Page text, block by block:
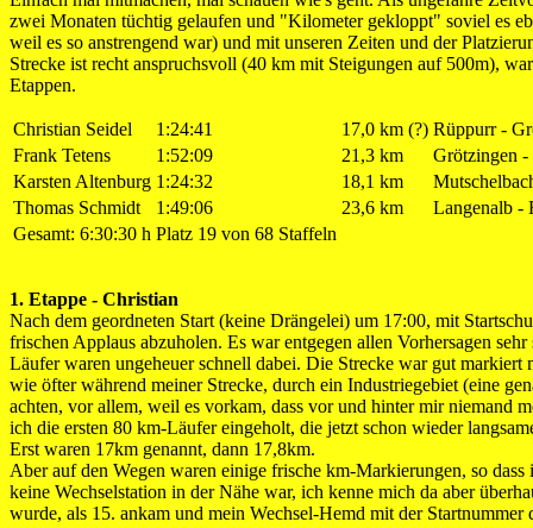
zwei Monaten tüchtig gelaufen und "Kilometer gekloppt" soviel es
weil es so anstrengend war) und mit unseren Zeiten und der
Strecke ist recht anspruchsvoll (40 km mit Steigungen auf 500m),
Etappen.
Christian Seidel 1:24:41 17,0 km (?) Rüppurr -
Frank Tetens
1:52:09 21,3 km
Grötzingen -
Karsten Altenburg 1:24:32 18,1 km
Thomas Schmidt
1:49:06 23,6 km
Langenalb -
Gesamt: 6:30:30 h Platz 19 von 68 Staffeln
1. Etappe - Christian
Nach dem geordneten Start (keine Drängelei) um 17:00, mit
frischen Applaus abzuholen. Es war entgegen allen Vorhersagen
Läufer waren ungeheuer schnell dabei. Die Strecke war gut
wie öfter während meiner Strecke, durch ein Industriegebiet (eine
achten, vor allem, weil es vorkam, dass vor und hinter mir niemand
ich die ersten 80 km-Läufer eingeholt, die jetzt schon wieder
Erst waren 17km genannt, dann 17,8km.
Aber auf den Wegen waren einige frische km-Markierungen, so
keine Wechselstation in der Nähe war, ich kenne mich da aber
wurde, als 15. ankam und mein Wechsel-Hemd mit der Startnummer